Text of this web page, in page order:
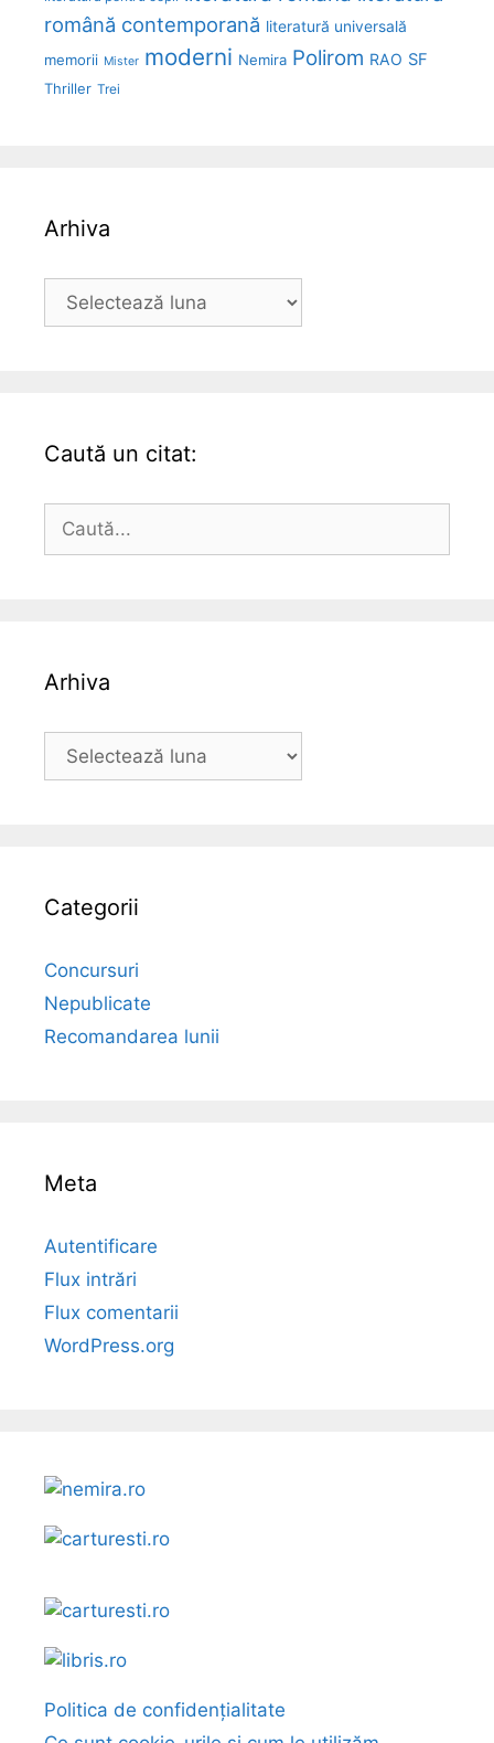
română contemporană literatură universală
memorii Mister moderni Nemira Polirom RAO SF
Thriller Trei
Arhiva
Arhiva
Caută un citat:
după:
Arhiva
Arhiva
Categorii
Concursuri
Nepublicate
Recomandarea lunii
Meta
Autentificare
Flux intrări
Flux comentarii
WordPress.org
Politica de confidențialitate